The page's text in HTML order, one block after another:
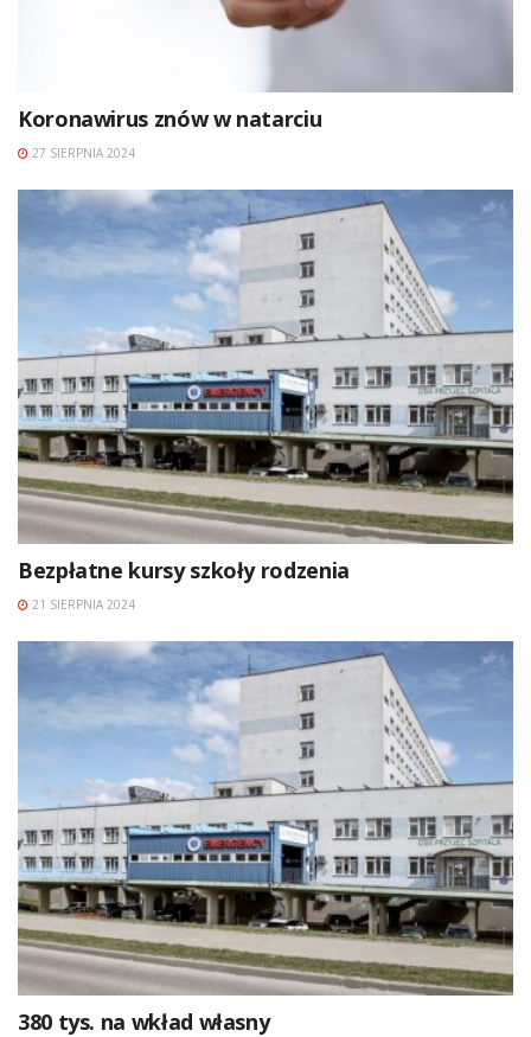
Koronawirus znów w natarciu
27 SIERPNIA 2024
Bezpłatne kursy szkoły rodzenia
21 SIERPNIA 2024
380 tys. na wkład własny